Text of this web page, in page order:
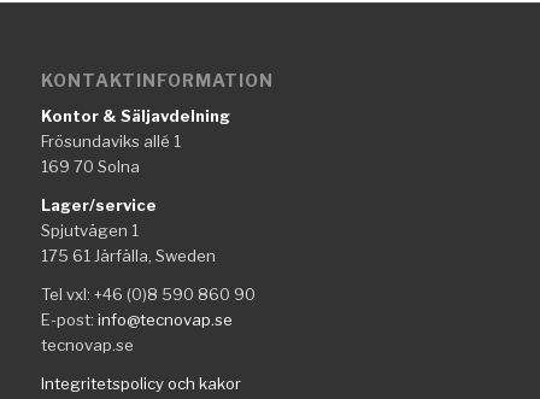
KONTAKTINFORMATION
Kontor & Säljavdelning
Frösundaviks allé 1
169 70 Solna
Lager/service
Spjutvägen 1
175 61 Järfälla, Sweden
Tel vxl: +46 (0)8 590 860 90
E-post: info@tecnovap.se
tecnovap.se
Integritetspolicy och kakor